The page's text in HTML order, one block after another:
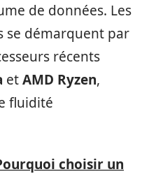
de données. Les
se démarquent par
récents
etAMD Ryzen,
fluidité
choisir un